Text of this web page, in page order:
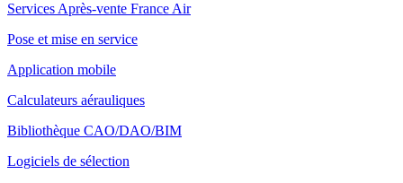
Services Après-vente France Air
Pose et mise en service
Application mobile
Calculateurs aérauliques
Bibliothèque CAO/DAO/BIM
Logiciels de sélection